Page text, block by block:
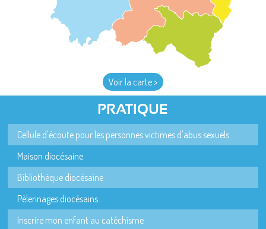
Voir la carte >
PRATIQUE
Cellule d'écoute pour les personnes victimes d'abus sexuels
Maison diocésaine
Bibliothèque diocésaine
Pèlerinages diocésains
Inscrire mon enfant au catéchisme